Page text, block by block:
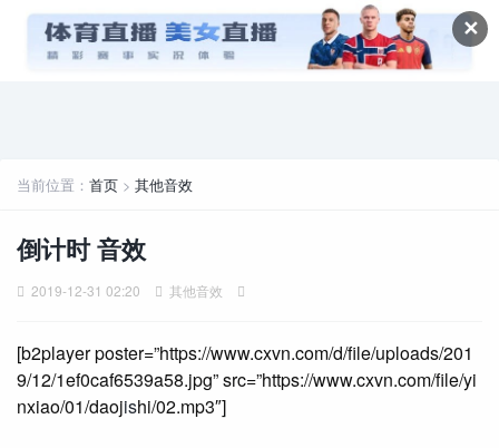
✕
当前位置： 首页 > 其他音效
倒计时 音效
2019-12-31 02:20 其他音效
[b2player poster=”https://www.cxvn.com/d/file/uploads/201
9/12/1ef0caf6539a58.jpg” src=”https://www.cxvn.com/file/yi
nxiao/01/daojishi/02.mp3″]